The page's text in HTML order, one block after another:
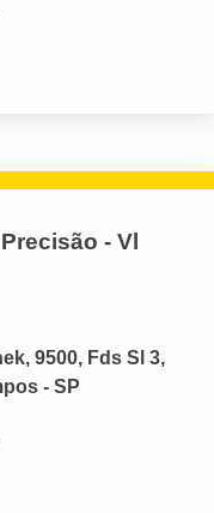
- Vl
9500, Fds Sl 3,
- SP